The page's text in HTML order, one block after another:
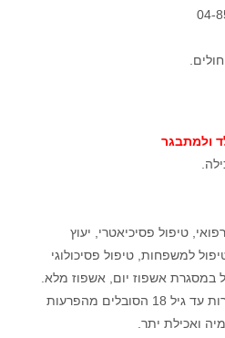
ולמתבגר
טיפול פסיכיאטרי, יעוץ
למשפחות, טיפול פסיכולוגי
במסגרת אשפוז יום, אשפוז מלא.
אוכלוסיית היעד: נערים ונערות עד גיל 18 הסובלים מהפרעות
ואכילת יתר.